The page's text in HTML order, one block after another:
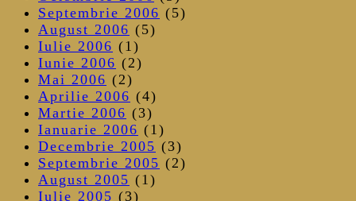
Septembrie 2006 (5)
August 2006 (5)
Iulie 2006 (1)
Iunie 2006 (2)
Mai 2006 (2)
Aprilie 2006 (4)
Martie 2006 (3)
Ianuarie 2006 (1)
Decembrie 2005 (3)
Septembrie 2005 (2)
August 2005 (1)
Iulie 2005 (3)